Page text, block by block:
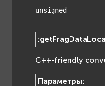
unsigned
:
C++-friendly
Параметры: